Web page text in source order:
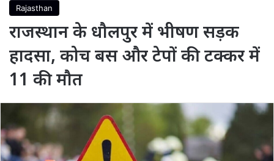
Rajasthan
राजस्थान के धौलपुर में भीषण सड़क
हादसा, कोच बस और टेपों की टक्कर में
11 की मौत